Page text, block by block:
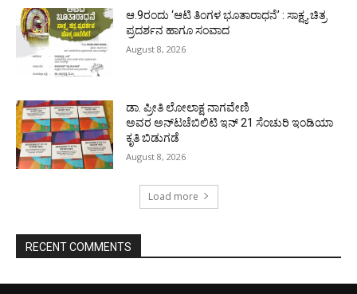
ಆ.9ರಂದು ‘ಆಟಿ ತಿಂಗಳ ಭೂತಾರಾಧನೆ’ : ಸಾಕ್ಷ್ಯ ಚಿತ್ರ
ಪ್ರದರ್ಶನ ಹಾಗೂ ಸಂವಾದ
August 8, 2026
ಡಾ. ಪ್ರೀತಿ ಲೋಲಾಕ್ಷ ನಾಗವೇಣಿ
ಅವರ ಅನ್‌ಟಚೆಬಿಲಿಟಿ ಇನ್ 21 ಸೆಂಚುರಿ ಇಂಡಿಯಾ
ಕೃತಿ ಬಿಡುಗಡೆ
August 8, 2026
Load more
RECENT COMMENTS